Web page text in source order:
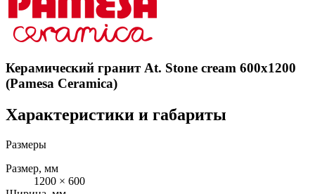
Керамический гранит At. Stone cream 600x1200
(Pamesa Ceramica)
Характеристики и габариты
Размеры
Размер, мм
1200 × 600